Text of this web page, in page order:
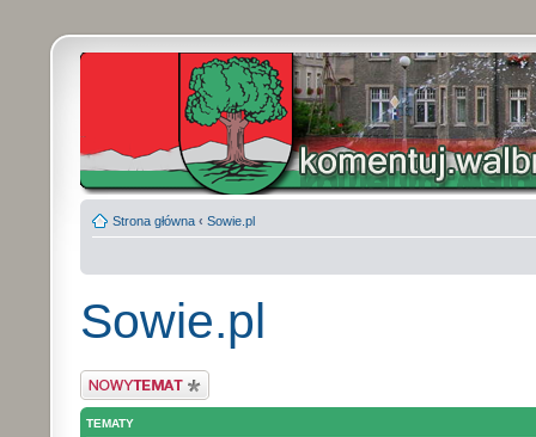
Strona główna ‹ Sowie.pl
Sowie.pl
Wyślij nowy temat
TEMATY